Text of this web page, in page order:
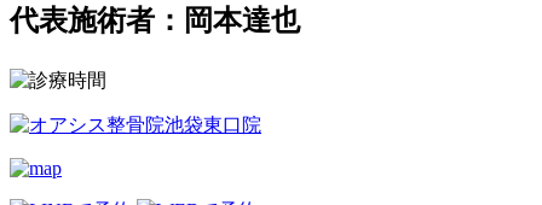
代表施術者：岡本達也